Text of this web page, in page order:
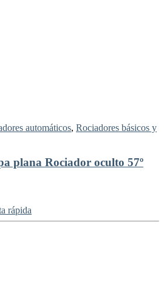
automáticos, Rociadores básicos y
plana Rociador oculto 57º
rápida